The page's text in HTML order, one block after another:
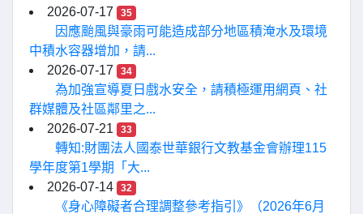
2026-07-17
35
因應颱風與豪雨可能造成部分地區積淹水及環境
中積水容器增加，請...
2026-07-17
34
為加強宣導夏日戲水安全，請積極運用網頁、社
群媒體及社區鄰里之...
2026-07-21
33
轉知:財團法人國泰世華銀行文教基金會辦理115
學年度第1學期「大...
2026-07-14
32
《身心障礙者合理調整參考指引》（2026年6月